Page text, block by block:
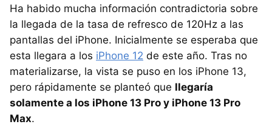
Ha habido mucha información contradictoria sobre
la llegada de la tasa de refresco de 120Hz a las
pantallas del iPhone. Inicialmente se esperaba que
esta llegara a los iPhone 12 de este año. Tras no
materializarse, la vista se puso en los iPhone 13,
pero rápidamente se planteó que llegaría
solamente a los iPhone 13 Pro y iPhone 13 Pro
Max.